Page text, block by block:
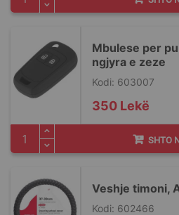
Mbulese per
ngjyra e zeze
Kodi: 603007
350 Lekë
SHTO
Veshje timoni,
Kodi: 602466